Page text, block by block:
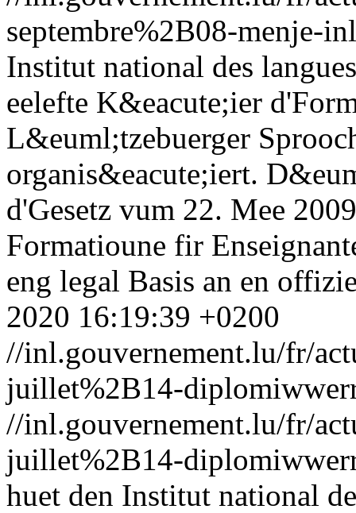
septembre%2B08-menje-
Institut national des
eelefte K&eacute;ier
L&euml;tzebuerger
organis&eacute;iert.
d'Gesetz vum 22. Mee
Formatioune fir
eng legal Basis an en
2020 16:19:39 +0200
//inl.gouvernement.lu/fr/
juillet%2B14-
//inl.gouvernement.lu/fr/
juillet%2B14-
huet den Institut national